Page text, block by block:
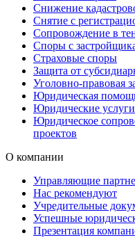
Снижение
Снятие с
Сопровождение в
Споры с
Страховые споры
Защита от
Уголовно-правовая
Юридическая
Юридические
Юридическое
проектов
О компании
Управляющие
Нас рекомендуют
Учредительные
Успешные
Презентация